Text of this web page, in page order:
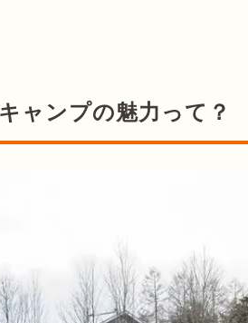
ャンプの魅力って？